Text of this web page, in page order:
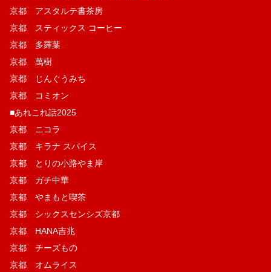
京都 アスタルテ書茶房
京都 スティックス コーヒー
京都 多羅葉
京都 萬樹
京都 じんぐうみち
京都 コミオン
■あれこれ話2025
京都 ニコラ
京都 キラナ スパイス
京都 とりの小路やま岸
京都 ガチ中華
京都 やまもと喫茶
京都 シックスセンシズ京都
京都 HANA吉兆
京都 チーズもの
京都 オムライス